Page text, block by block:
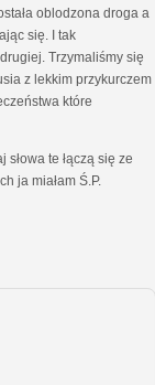
oblodzona droga a
się. I tak
Trzymaliśmy się
z lekkim przykurczem
które
słowa te łączą się ze
ja miałam Ś.P.